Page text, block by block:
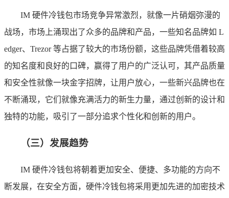
IM 硬件冷钱包市场竞争异常激烈，就像一片硝烟弥漫的
战场，市场上涌现出了众多的品牌和产品，一些知名品牌如 L
edger、Trezor 等占据了较大的市场份额，这些品牌凭借着较高
的知名度和良好的口碑，赢得了用户的广泛认可，其产品质量
和安全性就像一块金字招牌，让用户放心，一些新兴品牌也在
不断涌现，它们就像充满活力的新生力量，通过创新的设计和
独特的功能，吸引了一部分追求个性化和创新的用户。
（三）发展趋势
IM 硬件冷钱包将朝着更加安全、便捷、多功能的方向不
断发展，在安全方面，硬件冷钱包将采用更加先进的加密技术